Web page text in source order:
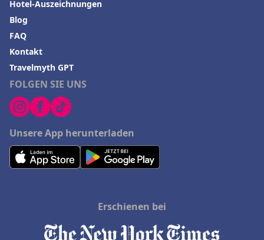
FOLGEN SIE UNS
Unsere App herunterladen
Hotel-Auszeichnungen
Blog
FAQ
Kontakt
Travelmyth GPT
Erschienen bei